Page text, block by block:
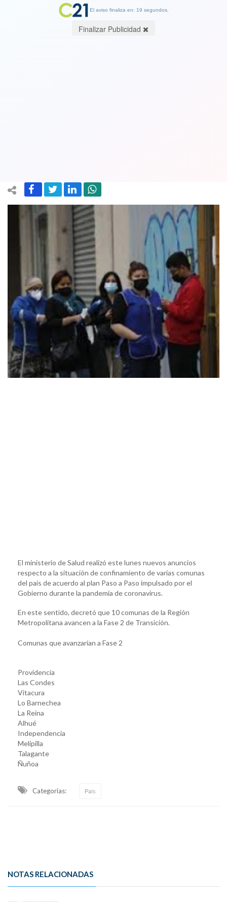
El ministerio de Salud realizó este lunes nuevos anuncios
respecto a la situación de confinamiento de varias comunas
del país de acuerdo al plan Paso a Paso impulsado por el
Gobierno durante la pandemia de coronavirus.
En este sentido, decretó que 10 comunas de la Región
Metropolitana avancen a la Fase 2 de Transición.
Comunas que avanzarían a Fase 2
Providencia
Las Condes
Vitacura
Lo Barnechea
La Reina
Alhué
Independencia
Melipilla
Talagante
Ñuñoa
Categorias: País
NOTAS RELACIONADAS
El aviso finaliza en: 19 segundos.
Finalizar Publicidad